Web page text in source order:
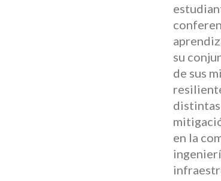
su
de sus
distintas
en la